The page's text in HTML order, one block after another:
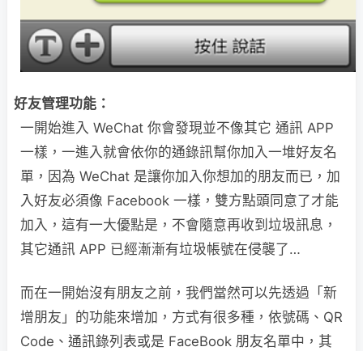
好友管理功能：
一開始進入 WeChat 你會發現並不像其它 通訊 APP
一樣，一進入就會依你的通錄訊幫你加入一堆好友名
單，因為 WeChat 是讓你加入你想加的朋友而已，加
入好友必須像 Facebook 一樣，雙方點頭同意了才能
加入，這有一大優點是，不會隨意再收到垃圾訊息，
其它通訊 APP 已經漸漸有垃圾帳號在侵襲了…
而在一開始沒有朋友之前，我們當然可以先透過「新
增朋友」的功能來增加，方式有很多種，依號碼、QR
Code、通訊錄列表或是 FaceBook 朋友名單中，其